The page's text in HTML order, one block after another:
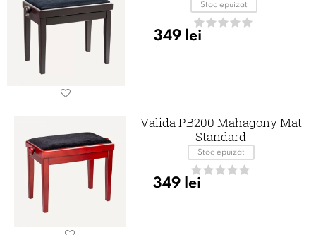
Stoc epuizat
349 lei
Valida PB200 Mahagony Mat
Standard
Stoc epuizat
349 lei